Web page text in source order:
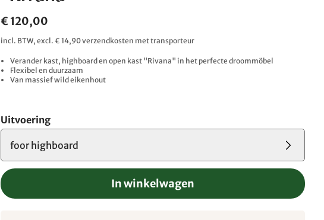
€ 120,00
incl. BTW, excl. € 14,90 verzendkosten met transporteur
Verander kast, highboard en open kast "Rivana" in het perfecte droommöbel
Flexibel en duurzaam
Van massief wild eikenhout
Uitvoering
foor highboard
In winkelwagen